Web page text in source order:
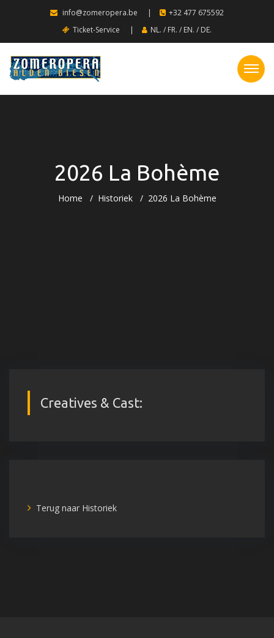
info@zomeropera.be |
+32 477 675592
Ticket-Service
| NL. / FR. / EN. / DE.
2026 La Bohème
Home Historiek 2026 La Bohème
Creatives & Cast:
Terug naar Historiek